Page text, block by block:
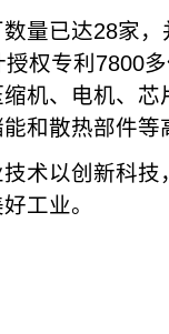
量已达28家
权专利7800
机、电机、
和散热部件
术以创新科
工业。